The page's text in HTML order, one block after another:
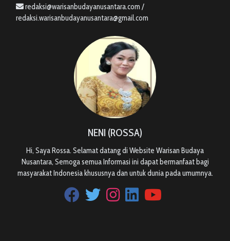
redaksi@warisanbudayanusantara.com /
redaksi.warisanbudayanusantara@gmail.com
NENI (ROSSA)
Hi, Saya Rossa. Selamat datang di Website Warisan Budaya
Nusantara, Semoga semua Informasi ini dapat bermanfaat bagi
masyarakat Indonesia khususnya dan untuk dunia pada umumnya.